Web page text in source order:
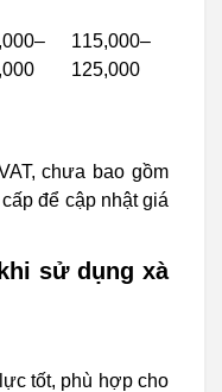
115,000–
125,000
chưa bao gồm
để cập nhật giá
sử dụng xà
tốt, phù hợp cho